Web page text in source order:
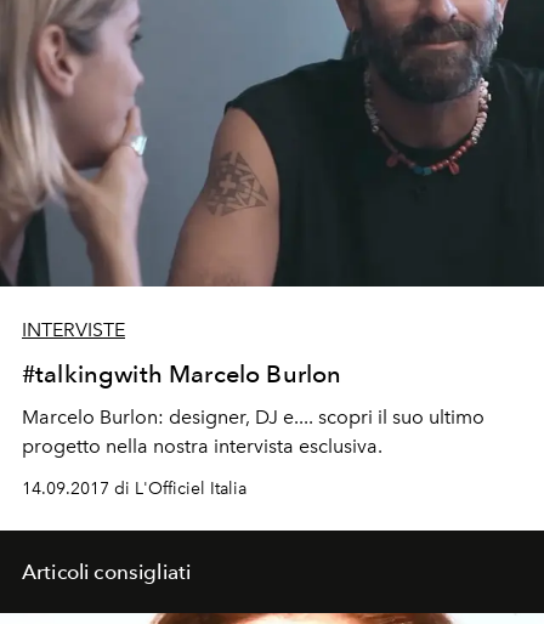
INTERVISTE
#talkingwith Marcelo Burlon
Marcelo Burlon: designer, DJ e.... scopri il suo ultimo
progetto nella nostra intervista esclusiva.
14.09.2017 di L'Officiel Italia
Articoli consigliati